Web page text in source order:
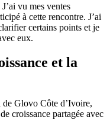
vu mes ventes
à cette rencontre. J’ai
certains points et je
eux.
et la
Glovo Côte d’Ivoire,
croissance partagée avec